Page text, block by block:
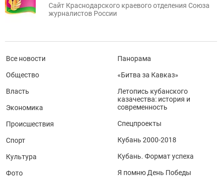
Сайт Краснодарского краевого отделения Союза
журналистов России
Все новости
Общество
Власть
Экономика
Происшествия
Спорт
Культура
Фото
Панорама
«Битва за Кавказ»
Летопись кубанского
казачества: история и
современность
Спецпроекты
Кубань 2000-2018
Кубань. Формат успеха
Я помню День Победы